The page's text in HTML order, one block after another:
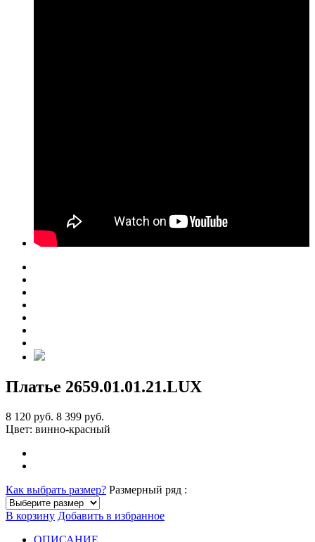
Платье 2659.01.01.21.LUX
8 120 руб. 8 399 руб.
Цвет: винно-красный
Как выбрать размер? Размерный ряд :
В корзину Добавить в избранное
ОПИСАНИЕ